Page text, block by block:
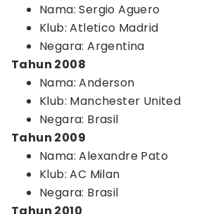
Nama: Sergio Aguero
Klub: Atletico Madrid
Negara: Argentina
Tahun 2008
Nama: Anderson
Klub: Manchester United
Negara: Brasil
Tahun 2009
Nama: Alexandre Pato
Klub: AC Milan
Negara: Brasil